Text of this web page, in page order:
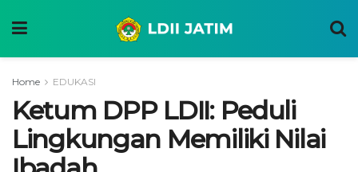
Home EDUKASI
Ketum DPP LDII: Peduli
Lingkungan Memiliki Nilai